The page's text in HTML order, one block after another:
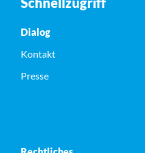
Dialog
Kontakt
Presse